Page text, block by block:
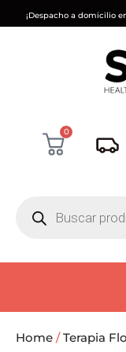
¡Despacho a domicilio
0
Home /Terapia